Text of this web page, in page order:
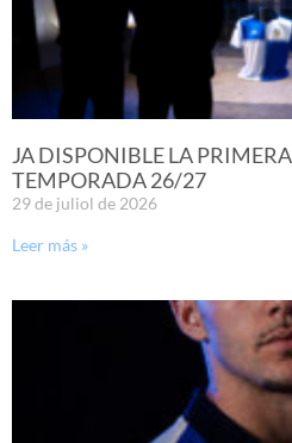
JA DISPONIBLE LA
TEMPORADA 26/27
29 de juliol de 2026
Leer más »